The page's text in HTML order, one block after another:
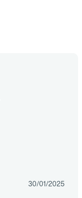
30/01/2025